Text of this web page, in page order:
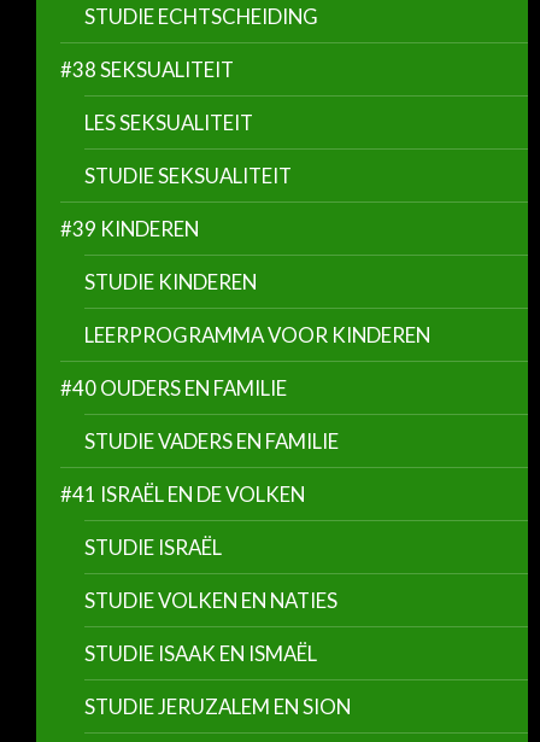
STUDIE ECHTSCHEIDING
#38 SEKSUALITEIT
LES SEKSUALITEIT
STUDIE SEKSUALITEIT
#39 KINDEREN
STUDIE KINDEREN
LEERPROGRAMMA VOOR KINDEREN
#40 OUDERS EN FAMILIE
STUDIE VADERS EN FAMILIE
#41 ISRAËL EN DE VOLKEN
STUDIE ISRAËL
STUDIE VOLKEN EN NATIES
STUDIE ISAAK EN ISMAËL
STUDIE JERUZALEM EN SION